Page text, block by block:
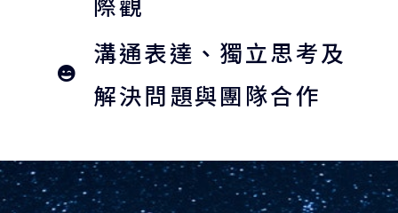
溝通表達、獨立思考及
解決問題與團隊合作